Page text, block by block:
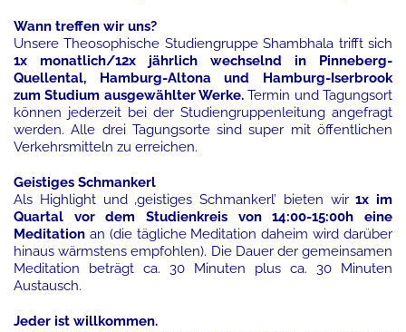
Wann treffen wir uns?
Unsere Theosophische Studiengruppe Shambhala trifft sich
1x monatlich/12x jährlich wechselnd in Pinneberg-
Quellental, Hamburg-Altona und Hamburg-Iserbrook
zum Studium ausgewählter Werke. Termin und Tagungsort
können jederzeit bei der Studiengruppenleitung angefragt
werden. Alle drei Tagungsorte sind super mit öffentlichen
Verkehrsmitteln zu erreichen.
Geistiges Schmankerl
Als Highlight und ‚geistiges Schmankerl’ bieten wir1x im
Quartal vor dem Studienkreis von 14:00-15:00h eine
Meditation an (die tägliche Meditation daheim wird darüber
hinaus wärmstens empfohlen). Die Dauer der gemeinsamen
Meditation beträgt ca. 30 Minuten plus ca. 30 Minuten
Austausch.
Jeder ist willkommen.